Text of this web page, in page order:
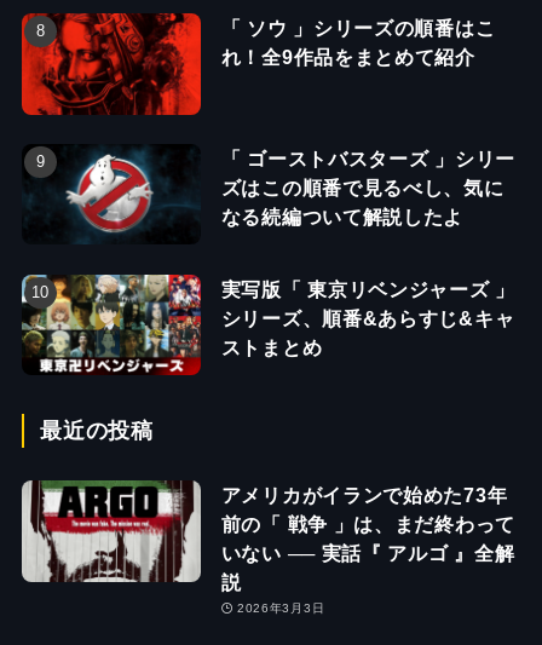
「 ソウ 」シリーズの順番はこ
れ！全9作品をまとめて紹介
「 ゴーストバスターズ 」シリー
ズはこの順番で見るべし、気に
なる続編ついて解説したよ
実写版「 東京リベンジャーズ 」
シリーズ、順番&あらすじ&キャ
ストまとめ
最近の投稿
アメリカがイランで始めた73年
前の「 戦争 」は、まだ終わって
いない ── 実話『 アルゴ 』全解
説
2026年3月3日